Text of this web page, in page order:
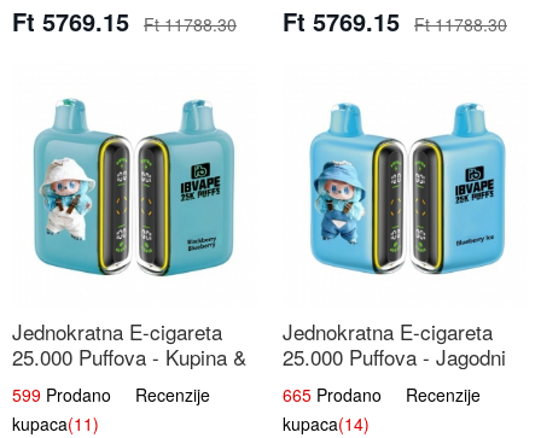
Ft 5769.15 Ft 11788.30 Ft 5769.15 Ft 11788.30
Jednokratna E-cigareta
25.000 Puffova - Kupina &
Borovnica | Šumska Voćna
Mješavina
599 Prodano Recenzije
kupaca(11)
Jednokratna E-cigareta
25.000 Puffova - Jagodni
Sladoled | Kremasta Slatka
Okus
665 Prodano Recenzije
kupaca(14)